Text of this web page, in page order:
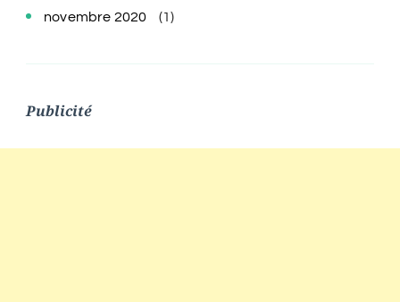
novembre 2020 (1)
Publicité